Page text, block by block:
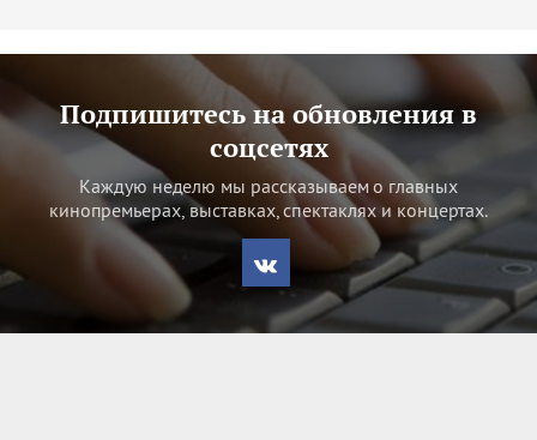
Подпишитесь на обновления в
соцсетях
Каждую неделю мы рассказываем о главных
кинопремьерах, выставках, спектаклях и концертах.